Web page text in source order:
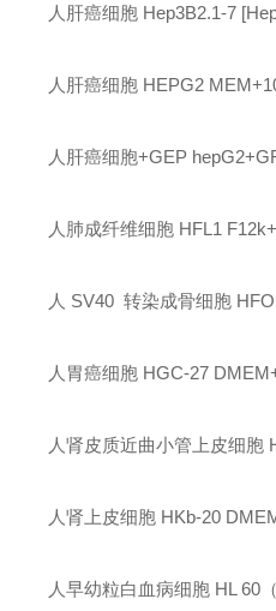
人肝癌细胞 Hep3B2.1-7
人肝癌细胞 HEPG2
人肝癌细胞+GEP
人肺成纤维细胞 HFL1
人 SV40 转染成骨细胞
人胃癌细胞 HGC-27
人肾皮质近曲小管上皮细胞
人肾上皮细胞 HKb-20
人早幼粒白血病细胞 HL 60